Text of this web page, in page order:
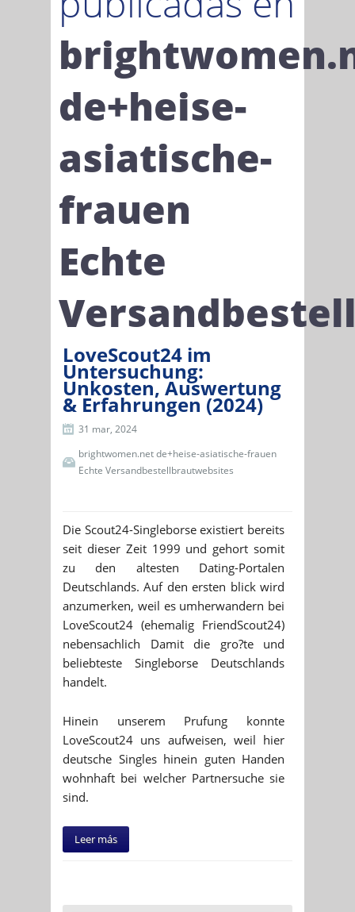
de+heise-
asiatische-
frauen
Echte
LoveScout24 im
Untersuchung:
Unkosten, Auswertung
& Erfahrungen (2024)
31 mar, 2024
brightwomen.net de+heise-asiatische-frauen
Echte Versandbestellbrautwebsites
Die Scout24-Singleborse existiert bereits
seit dieser Zeit 1999 und gehort somit
zu den altesten Dating-Portalen
Deutschlands. Auf den ersten blick wird
anzumerken, weil es umherwandern bei
LoveScout24 (ehemalig FriendScout24)
nebensachlich Damit die gro?te und
beliebteste Singleborse Deutschlands
handelt.
Hinein unserem Prufung konnte
LoveScout24 uns aufweisen, weil hier
deutsche Singles hinein guten Handen
wohnhaft bei welcher Partnersuche sie
sind.
Leer más